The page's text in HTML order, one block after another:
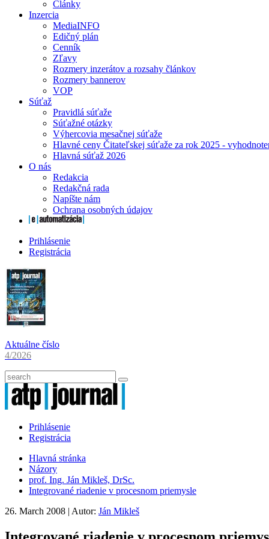
Články
Inzercia
MediaINFO
Edičný plán
Cenník
Zľavy
Rozmery inzerátov a rozsahy článkov
Rozmery bannerov
VOP
Súťaž
Pravidlá súťaže
Súťažné otázky
Výhercovia mesačnej súťaže
Hlavné ceny Čitateľskej súťaže za rok 2025 -
Hlavná súťaž 2026
O nás
Redakcia
Redakčná rada
Napíšte nám
Ochrana osobných údajov
Prihlásenie
Registrácia
Aktuálne číslo
4/2026
Prihlásenie
Registrácia
Hlavná stránka
Názory
prof. Ing. Ján Mikleš, DrSc.
Integrované riadenie v procesnom priemysle
26. March 2008 | Autor: Ján Mikleš